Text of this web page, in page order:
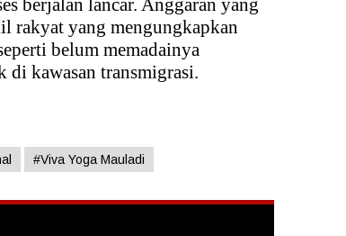
berjalan lancar. Anggaran yang
rakyat yang mengungkapkan
belum memadainya
di kawasan transmigrasi.
#Viva Yoga Mauladi